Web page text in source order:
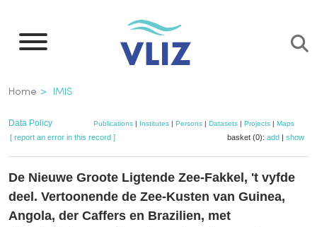
main
Breadcrumb
Home IMIS
Data Policy Publications | Institutes | Persons | Datasets | Projects | Maps
[ report an error in this record ] basket (0): add | show
De Nieuwe Groote Ligtende Zee-Fakkel, 't vyfde
deel. Vertoonende de Zee-Kusten van Guinea,
Angola, der Caffers en Brazilien, met